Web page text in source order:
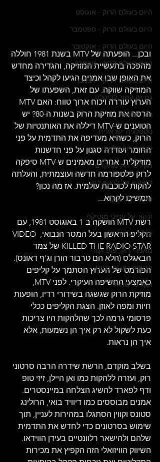
היום בעולם הרוק - אוגוסט
היום בעולם הרוק - ספטמבר
היום בעולם הרוק - אוקטובר
היום בעולם הרוק - נובמבר
היום בעולם הרוק - דצמבר
גם זה קשור לביטלס
רוק ישראלי
נוסטלגיה ישראלית
סיפורי רוק קלאסי
תקליטי רוק מתקדם
סיפורה של להקת רוק
סיפורו של אמן
זרקור על ענייני מוסיקה
עולם הג'אז
מאמרי רוק, פופ ועוד
חדשות רוק עדכניות
תקליט ישראלי
ובכן... הופעתה של MTV בשנת 1981 חוללה
מהפכה בתעשיית המוזיקה, והגדירה מחדש
את האופן שבו אמנים הגיעו לקהל וכיצד
המוזיקה שווקה. עם זאת, השפעתו של
הרסה את מוזיקת ​​הרוק בשנות ה-80? יש
הטוענים ש-MTV דיללה את האותנטיות של
הרוק, כשהיא מעדיפה את התדמית על פני
החומר ועודדה סגנון על פני חדשנות
מוזיקלית. אחרים מאמינים ש-MTV סיפקה
לרוק פלטפורמה חדשה ועוצמתית, והעלתה
להקות לכוכבות עולמית. אז מה נכון?
תמשיכו לקרוא...
רשת MTV הושקה ב-1 באוגוסט 1981, עם
הקליפ הראשון בעל המסר הנבואי, VIDEO
KILLED THE RADIO STAR של צמד
הבאגלס (הלא הם טרבור הורן וג'ף דאונס).
הפורמט של הערוץ הסתמך על קליפים
מוזיקת ​​הרוק שגשגה בשידורי רדיו, הופעות
חיות ומפה לאוזן. הצגת הקליפים ככלי
פרסומי גרמה לכך שהלהקות היו צריכות
כעת לשקול לא רק איך הן נשמעות, אלא
איך הן נראות.
בשלב מוקדם, הרשת שידרה הרבה סרטוני
רוק, ועזרה ללהקות כמו ואן היילן, זיזי טופ
ודף לפארד להשיג הצלחה במיינסטרים.
אמנים מבוססים כמו דיוויד בואי, הרולינג
סטונס וקווין הסתגלו במהירות לעניין, תוך
שימוש בסרטונים כדי לחדש את התדמית
שלהם ולהישאר רלוונטיים בעידן הווידאו.
השיווק הוויזואלי הזה הקפיץ את מכירות